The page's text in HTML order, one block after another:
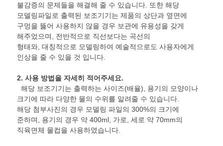
불감증의 문제들을 해결해 줄 수 있습니다. 또한 해당
모델링파일로 출력된 보조기기는 제품의 상단과 옆면에
구멍을 뚫어 사용하지 않을 경우 보관에 유용성을 갖게
해주었으며, 전반적으로 직선보다는 곡선의
형태와, 대칭적으로 모델링하여 예술적으로도 사용자에게
인상을 줄 수 있을 것 입니다.
2.사용 방법을 자세히 적어주세요.
해당 보조기기는 출력하는 사이즈(배율), 용기의 모양이나
크기에 따라 다양한 물의 수위를 알려줄 수 있습니다.
해당 첨부사진의 경우 모델링 파일의 300%의 크기에
준하며, 용기의 경우 약 400ml, 가로, 세로 약 70mm의
직육면체 물컵을 사용하였습니다.